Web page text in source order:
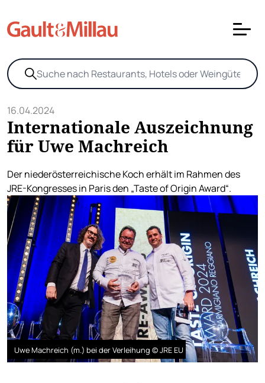
16.04.2024
Internationale Auszeichnung
für Uwe Machreich
Der niederösterreichische Koch erhält im Rahmen des
JRE-Kongresses in Paris den „Taste of Origin Award“.
Uwe Machreich (m.) bei der Verleihung © JRE EU